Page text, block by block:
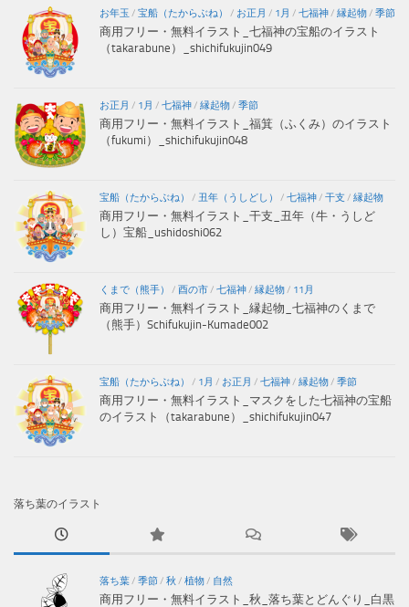
お年玉 / 宝船（たからぶね） / お正月 / 1月 / 七福神/ 縁起物/ 季節
商用フリー・無料イラスト_七福神の宝船のイラスト
（takarabune）_shichifukujin049
お正月 / 1月 / 七福神/ 縁起物/ 季節
商用フリー・無料イラスト_福箕（ふくみ）のイラスト
（fukumi）_shichifukujin048
宝船（たからぶね） / 丑年（うしどし） / 七福神/ 干支 / 縁起物
商用フリー・無料イラスト_干支_丑年（牛・うしど
し）宝船_ushidoshi062
くまで（熊手） / 酉の市/ 七福神/ 縁起物/ 11月
商用フリー・無料イラスト_縁起物_七福神のくまで
（熊手）Schifukujin-Kumade002
宝船（たからぶね） / 1月 / お正月 / 七福神/ 縁起物/ 季節
商用フリー・無料イラスト_マスクをした七福神の宝船
のイラスト（takarabune）_shichifukujin047
落ち葉のイラスト
落ち葉/ 季節/ 秋 / 植物/ 自然
商用フリー・無料イラスト_秋_落ち葉とどんぐり_白黒